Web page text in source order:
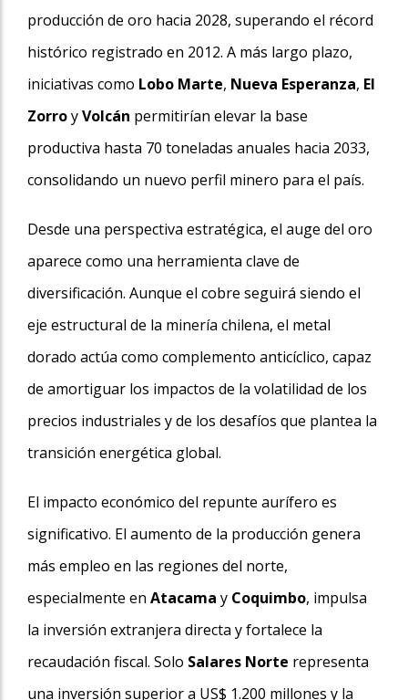
producción de oro hacia 2028, superando el récord
histórico registrado en 2012. A más largo plazo,
iniciativas como Lobo Marte, Nueva Esperanza, El
ZorroyVolcán permitirían elevar la base
productiva hasta 70 toneladas anuales hacia 2033,
consolidando un nuevo perfil minero para el país.
Desde una perspectiva estratégica, el auge del oro
aparece como una herramienta clave de
diversificación. Aunque el cobre seguirá siendo el
eje estructural de la minería chilena, el metal
dorado actúa como complemento anticíclico, capaz
de amortiguar los impactos de la volatilidad de los
precios industriales y de los desafíos que plantea la
transición energética global.
El impacto económico del repunte aurífero es
significativo. El aumento de la producción genera
más empleo en las regiones del norte,
especialmente en Atacama y Coquimbo, impulsa
la inversión extranjera directa y fortalece la
recaudación fiscal. Solo Salares Norte representa
una inversión superior a US$ 1.200 millones y la